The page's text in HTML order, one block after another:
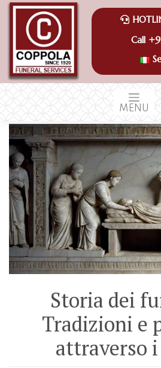
Skip
content
Call
MENU
Storia dei
Tradizioni e
attraverso